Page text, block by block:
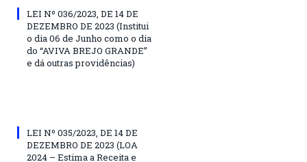
LEI Nº 036/2023, DE 14 DE
DEZEMBRO DE 2023 (Institui
o dia 06 de Junho como o dia
do “AVIVA BREJO GRANDE”
e dá outras providências)
LEI Nº 035/2023, DE 14 DE
DEZEMBRO DE 2023 (LOA
2024 – Estima a Receita e